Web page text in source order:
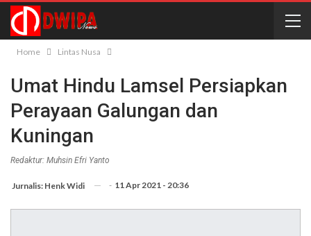
Home Lintas Nusa
Umat Hindu Lamsel Persiapkan
Perayaan Galungan dan
Kuningan
Redaktur: Muhsin Efri Yanto
Jurnalis: Henk Widi - 11 Apr 2021 - 20:36